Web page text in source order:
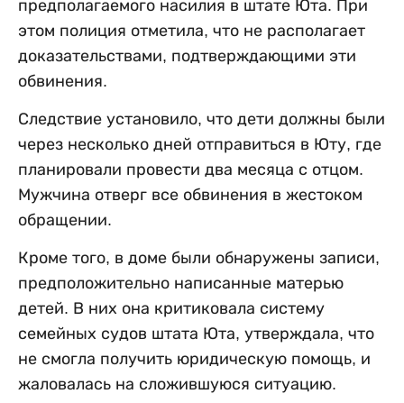
предполагаемого насилия в штате Юта. При
этом полиция отметила, что не располагает
доказательствами, подтверждающими эти
обвинения.
Следствие установило, что дети должны были
через несколько дней отправиться в Юту, где
планировали провести два месяца с отцом.
Мужчина отверг все обвинения в жестоком
обращении.
Кроме того, в доме были обнаружены записи,
предположительно написанные матерью
детей. В них она критиковала систему
семейных судов штата Юта, утверждала, что
не смогла получить юридическую помощь, и
жаловалась на сложившуюся ситуацию.